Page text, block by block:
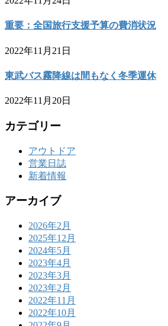
重要：全国旅行支援予算の費消状況
2022年11月21日
東武バス霧降線は間もなく冬季運休
2022年11月20日
カテゴリー
アウトドア
営業日誌
新着情報
アーカイブ
2026年2月
2025年12月
2024年5月
2023年4月
2023年3月
2023年2月
2022年11月
2022年10月